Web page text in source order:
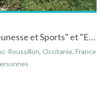
Gîte pour groupe déclaré "Jeunesse et Sports" et "Education Nationale"
Roussillon, Occitanie, France